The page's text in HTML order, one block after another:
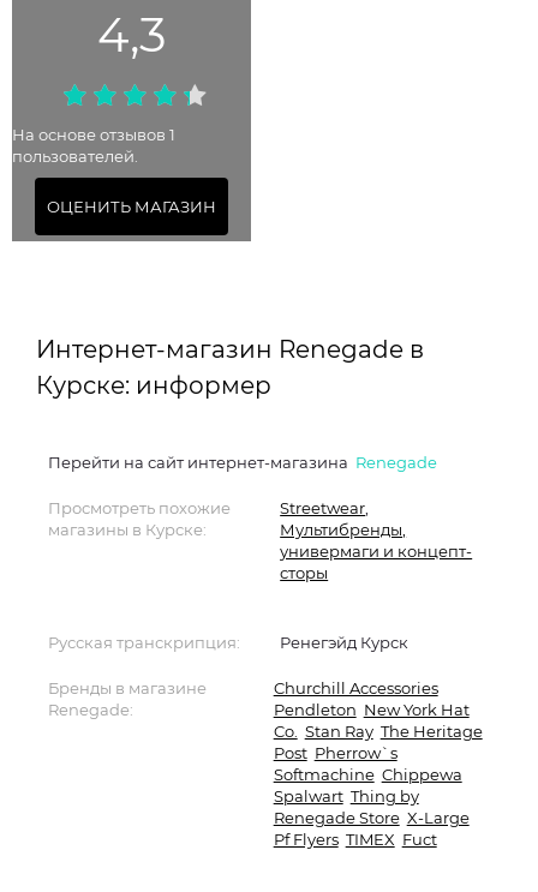
4,3
На основе отзывов 1
пользователей.
ОЦЕНИТЬ МАГАЗИН
Интернет-магазин Renegade в
Курске: информер
Перейти на сайт интернет-магазина Renegade
Просмотреть похожие
магазины в Курске:
Streetwear
Мультибренды,
универмаги и концепт-
сторы
Русская транскрипция: Ренегэйд Курск
Бренды в магазине
Renegade:
Churchill Accessories
Pendleton New York Hat
Co. Stan Ray The Heritage
Post Pherrow`s
Softmachine Chippewa
Spalwart Thing by
Renegade Store X-Large
Pf Flyers TIMEX Fuct